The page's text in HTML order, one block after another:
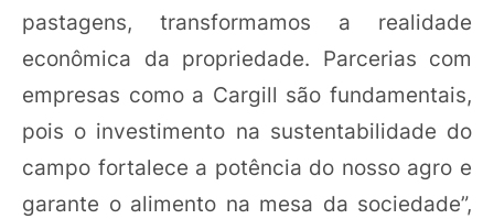
pastagens, transformamos a realidade
econômica da propriedade. Parcerias com
empresas como a Cargill são fundamentais,
pois o investimento na sustentabilidade do
campo fortalece a potência do nosso agro e
garante o alimento na mesa da sociedade”,